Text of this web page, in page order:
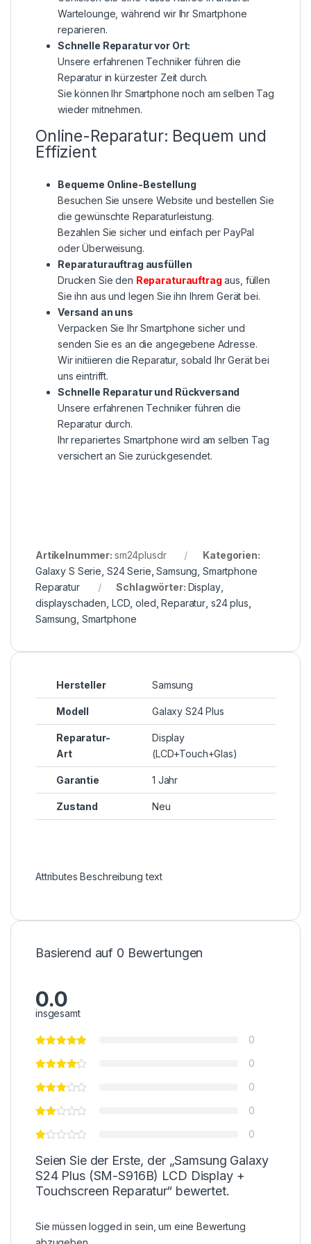
Wartelounge, während wir Ihr Smartphone
reparieren.
Schnelle Reparatur vor Ort:
Unsere erfahrenen Techniker führen die
Reparatur in kürzester Zeit durch.
Sie können Ihr Smartphone noch am selben Tag
wieder mitnehmen.
Online-Reparatur: Bequem und
Effizient
Bequeme Online-Bestellung
Besuchen Sie unsere Website und bestellen Sie
die gewünschte Reparaturleistung.
Bezahlen Sie sicher und einfach per PayPal
oder Überweisung.
Reparaturauftrag ausfüllen
Drucken Sie den Reparaturauftrag aus, füllen
Sie ihn aus und legen Sie ihn Ihrem Gerät bei.
Versand an uns
Verpacken Sie Ihr Smartphone sicher und
senden Sie es an die angegebene Adresse.
Wir initiieren die Reparatur, sobald Ihr Gerät bei
uns eintrifft.
Schnelle Reparatur und Rückversand
Unsere erfahrenen Techniker führen die
Reparatur durch.
Ihr repariertes Smartphone wird am selben Tag
versichert an Sie zurückgesendet.
Artikelnummer: sm24plusdr
Kategorien:
Galaxy S Serie S24 Serie ,Samsung ,Smartphone
Reparatur
Schlagwörter: Display,
displayschaden LCD ,oled ,Reparatur s24 plus
Samsung Smartphone
Hersteller Samsung
Modell Galaxy S24 Plus
Reparatur-
Art
Display
(LCD+Touch+Glas)
Garantie 1 Jahr
Zustand Neu
Attributes Beschreibung text
Basierend auf 0 Bewertungen
0.0
insgesamt
0
0
0
0
0
Seien Sie der Erste, der „Samsung Galaxy
S24 Plus (SM-S916B) LCD Display +
Touchscreen Reparatur“ bewertet.
Sie müssenlogged in sein, um eine Bewertung